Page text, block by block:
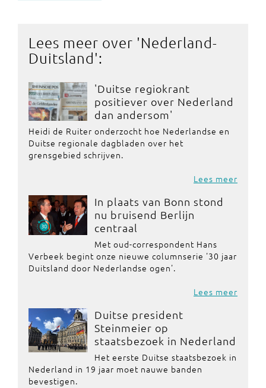
Lees meer over 'Nederland-
Duitsland':
'Duitse regiokrant
positiever over Nederland
dan andersom'
Heidi de Ruiter onderzocht hoe Nederlandse en
Duitse regionale dagbladen over het
grensgebied schrijven.
Lees meer
In plaats van Bonn stond
nu bruisend Berlijn
centraal
Met oud-correspondent Hans
Verbeek begint onze nieuwe columnserie '30 jaar
Duitsland door Nederlandse ogen'.
Lees meer
Duitse president
Steinmeier op
staatsbezoek in Nederland
Het eerste Duitse staatsbezoek in
Nederland in 19 jaar moet nauwe banden
bevestigen.